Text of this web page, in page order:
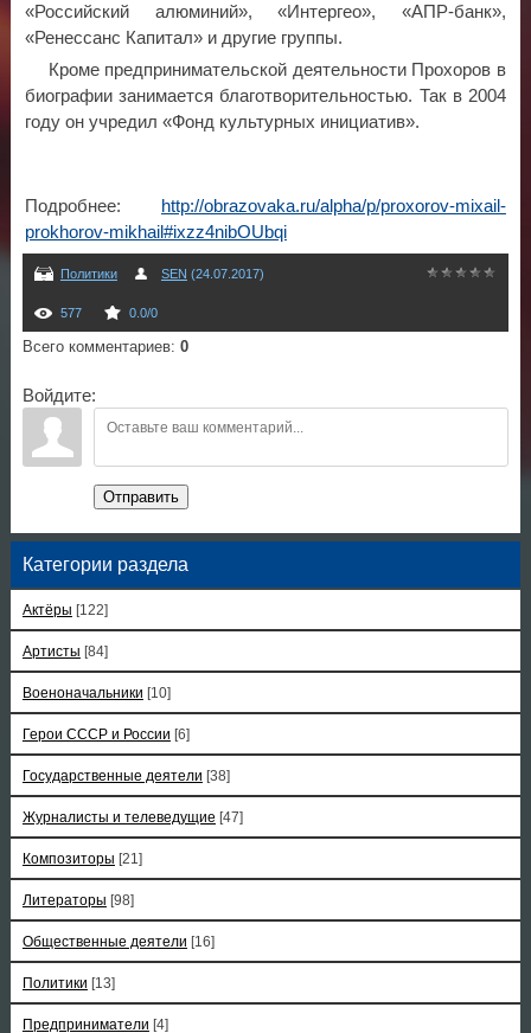
«Российский алюминий», «Интергео», «АПР-банк»,
«Ренессанс Капитал» и другие группы.
Кроме предпринимательской деятельности Прохоров в
биографии занимается благотворительностью. Так в 2004
году он учредил «Фонд культурных инициатив».
Подробнее:
http://obrazovaka.ru/alpha/p/proxorov-mixail-
prokhorov-mikhail#ixzz4nibOUbqi
Политики SEN (24.07.2017)
577 0.0/0
Всего комментариев: 0
Войдите:
Отправить
Категории раздела
Актёры [122]
Артисты [84]
Военоначальники [10]
Герои СССР и России [6]
Государственные деятели [38]
Журналисты и телеведущие [47]
Композиторы [21]
Литераторы [98]
Общественные деятели [16]
Политики [13]
Предприниматели [4]